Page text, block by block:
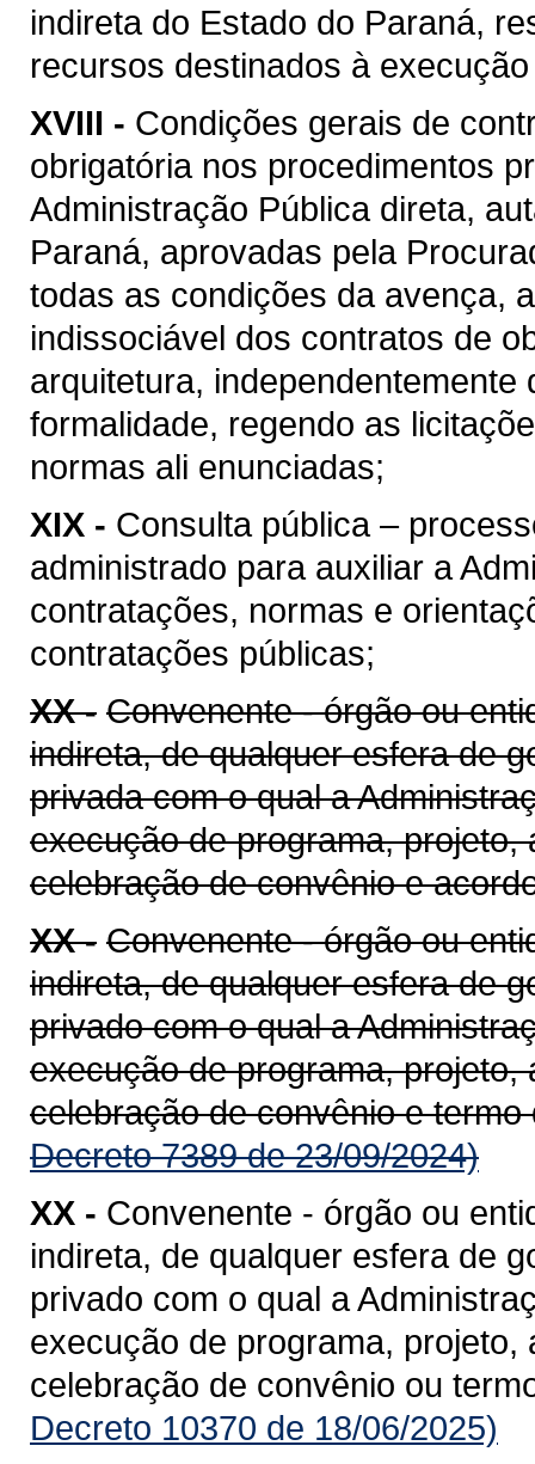
indireta do Estado do Paraná,
recursos destinados à
XVIII - Condições gerais de
obrigatória nos procedimentos
Administração Pública direta,
Paraná, aprovadas pela
todas as condições da avença,
indissociável dos contratos de
arquitetura,
formalidade, regendo as
normas ali enunciadas;
XIX - Consulta pública –
administrado para auxiliar a
contratações, normas e
contratações públicas;
XX - Convenente - órgão ou
indireta, de qualquer esfera de
privada com o qual a
execução de programa,
celebração de convênio e
XX - Convenente - órgão ou
indireta, de qualquer esfera de
privado com o qual a
execução de programa,
celebração de convênio e
Decreto 7389 de 23/09/2024)
XX - Convenente - órgão ou
indireta, de qualquer esfera de
privado com o qual a
execução de programa,
celebração de convênio ou
Decreto 10370 de 18/06/2025)